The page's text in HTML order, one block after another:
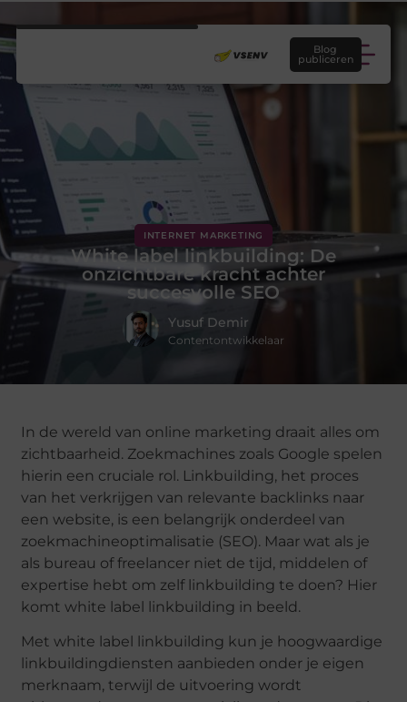
Blog
publiceren
INTERNET MARKETING
White label linkbuilding: De
onzichtbare kracht achter
succesvolle SEO
Yusuf Demir
Contentontwikkelaar
In de wereld van online marketing draait alles om
zichtbaarheid. Zoekmachines zoals Google spelen
hierin een cruciale rol. Linkbuilding, het proces
van het verkrijgen van relevante backlinks naar
een website, is een belangrijk onderdeel van
zoekmachineoptimalisatie (SEO). Maar wat als je
als bureau of freelancer niet de tijd, middelen of
expertise hebt om zelf linkbuilding te doen? Hier
komt white label linkbuilding in beeld.
Met white label linkbuilding kun je hoogwaardige
linkbuildingdiensten aanbieden onder je eigen
merknaam, terwijl de uitvoering wordt